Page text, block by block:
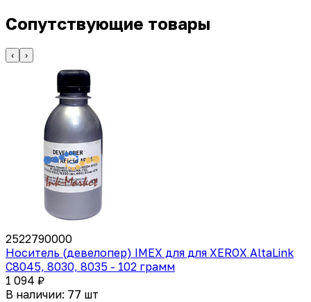
Сопутствующие товары
‹ ›
2522790000
Носитель (девелопер) IMEX для для XEROX AltaLink
C8045, 8030, 8035 - 102 грамм
1 094 ₽
В наличии: 77 шт